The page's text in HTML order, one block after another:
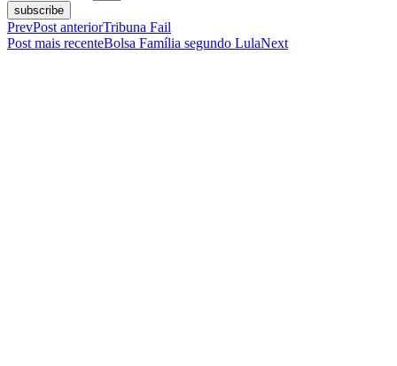
subscribe
PrevPost anteriorTribuna Fail
Post mais recenteBolsa Família segundo LulaNext